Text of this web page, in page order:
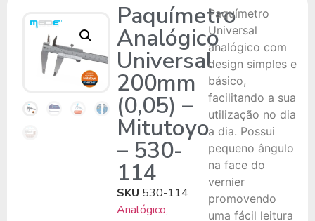
Paquímetro
Analógico
Universal
200mm
(0,05) –
Mitutoyo
– 530-
114
SKU 530-114
Analógico,
Paquímetro
Universal
analógico com
design simples e
básico,
facilitando a sua
utilização no dia
a dia. Possui
pequeno ângulo
na face do
vernier
promovendo
uma fácil leitura